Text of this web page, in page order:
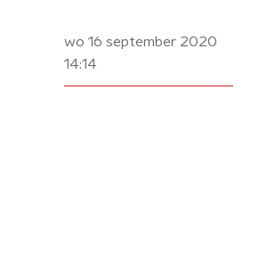
wo 16 september 2020
14:14